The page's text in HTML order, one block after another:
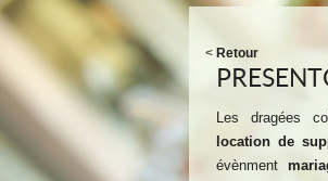
< Retour
Les dragées
location de
évènment